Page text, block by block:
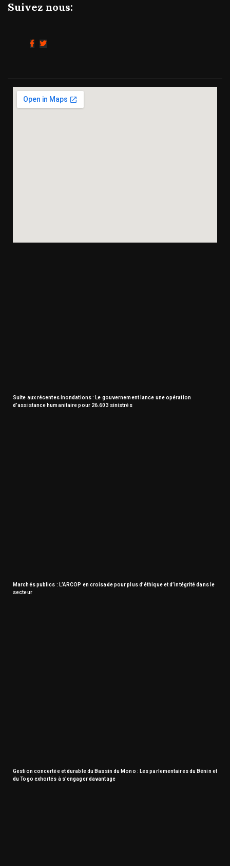
Suivez nous:
Suite aux récentes inondations : Le gouvernement lance une opération
d’assistance humanitaire pour 26.603 sinistrés
Marchés publics : L’ARCOP en croisade pour plus d’éthique et d’intégrité dans le
secteur
Gestion concertée et durable du Bassin du Mono : Les parlementaires du Bénin et
du Togo exhortés à s’engager davantage